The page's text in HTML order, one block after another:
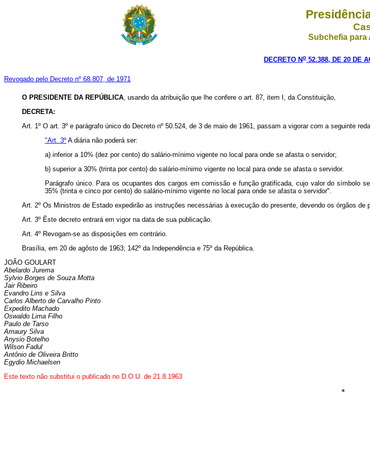
Subchefia
DECRETO No 52.388, DE 20 DE
Revogado pelo Decreto nº 68.807, de 1971
O PRESIDENTE DA REPÚBLICA, usando da atribuição que lhe confere o art. 87, item I, da Constituição,
DECRETA:
Art. 1º O art. 3º e parágrafo único do Decreto nº 50.524, de 3 de maio de 1961, passam a vigorar com a seguinte
"Art. 3º A diária não poderá ser:
a) inferior a 10% (dez por cento) do salário-mínimo vigente no local para onde se afasta o servidor;
b) superior a 30% (trinta por cento) do salário-mínimo vigente no local para onde se afasta o servidor.
Parágrafo único. Para os ocupantes dos cargos em comissão e função gratificada, cujo valor do símbolo
35% (trinta e cinco por cento) do salário-mínimo vigente no local para onde se afasta o servidor".
Art. 2º Os Ministros de Estado expedirão as instruções necessárias à execução do presente, devendo os órgãos
Art. 3º Êste decreto entrará em vigor na data de sua publicação.
Art. 4º Revogam-se as disposições em contrário.
Brasília, em 20 de agôsto de 1963; 142º da Independência e 75º da República.
JOÃO GOULART
Abelardo Jurema
Sylvio Borges de Souza Motta
Jair Ribeiro
Evandro Lins e Silva
Carlos Alberto de Carvalho Pinto
Expedito Machado
Oswaldo Lima Filho
Paulo de Tarso
Amaury Silva
Anysio Botelho
Wilson Fadul
Antônio de Oliveira Britto
Egydio Michaelsen
Este texto não substitui o publicado no D.O.U. de 21.8.1963
*